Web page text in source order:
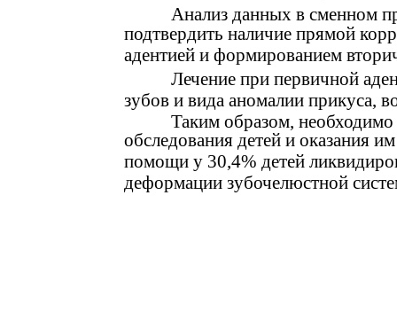
Анализ данных в сменном
подтвердить наличие прямой
адентией и формированием
Лечение при первичной
зубов и вида аномалии прикуса,
Таким образом, необходимо
обследования детей и оказания
помощи у 30,4% детей
деформации зубочелюстной